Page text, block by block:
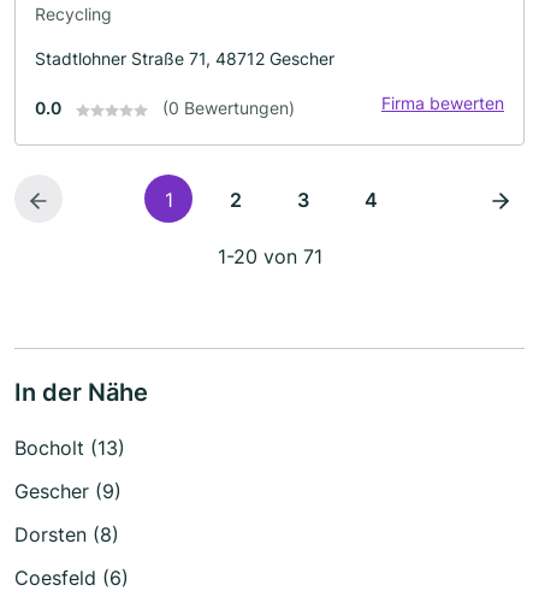
Recycling
Stadtlohner Straße 71, 48712 Gescher
0.0 (0 Bewertungen) Firma bewerten
1 2 3 4
1-20 von 71
In der Nähe
Bocholt (13)
Gescher (9)
Dorsten (8)
Coesfeld (6)